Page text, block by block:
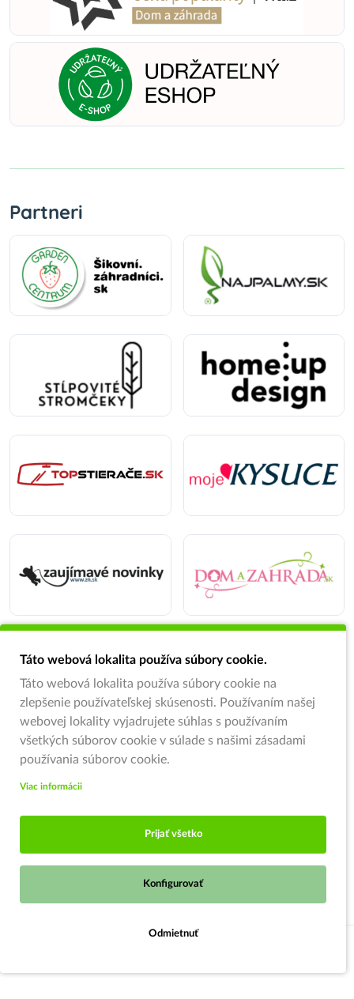
Partneri
Táto webová lokalita používa súbory cookie.
Táto webová lokalita používa súbory cookie na
zlepšenie používateľskej skúsenosti. Používaním našej
webovej lokality vyjadrujete súhlas s používaním
všetkých súborov cookie v súlade s našimi zásadami
používania súborov cookie.
Viac informácii
Prijať všetko
Konfigurovať
Odmietnuť